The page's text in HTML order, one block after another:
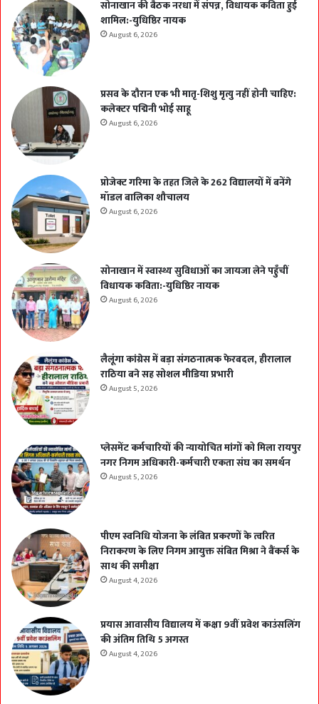
सोनाखान की बैठक नरधा में संपन्न, विधायक कविता हुई
शामिल:-युधिष्ठिर नायक
August 6, 2026
प्रसव के दौरान एक भी मातृ-शिशु मृत्यु नहीं होनी चाहिए:
कलेक्टर पद्मिनी भोई साहू
August 6, 2026
प्रोजेक्ट गरिमा के तहत जिले के 262 विद्यालयों में बनेंगे
मॉडल बालिका शौचालय
August 6, 2026
सोनाखान में स्वास्थ्य सुविधाओं का जायजा लेने पहुँचीं
विधायक कविता:-युधिष्ठिर नायक
August 6, 2026
लैलूंगा कांग्रेस में बड़ा संगठनात्मक फेरबदल, हीरालाल
राठिया बने सह सोशल मीडिया प्रभारी
August 5, 2026
प्लेसमेंट कर्मचारियों की न्यायोचित मांगों को मिला रायपुर
नगर निगम अधिकारी-कर्मचारी एकता संघ का समर्थन
August 5, 2026
पीएम स्वनिधि योजना के लंबित प्रकरणों के त्वरित
निराकरण के लिए निगम आयुक्त संबित मिश्रा ने बैंकर्स के
साथ की समीक्षा
August 4, 2026
प्रयास आवासीय विद्यालय में कक्षा 9वीं प्रवेश काउंसलिंग
की अंतिम तिथि 5 अगस्त
August 4, 2026